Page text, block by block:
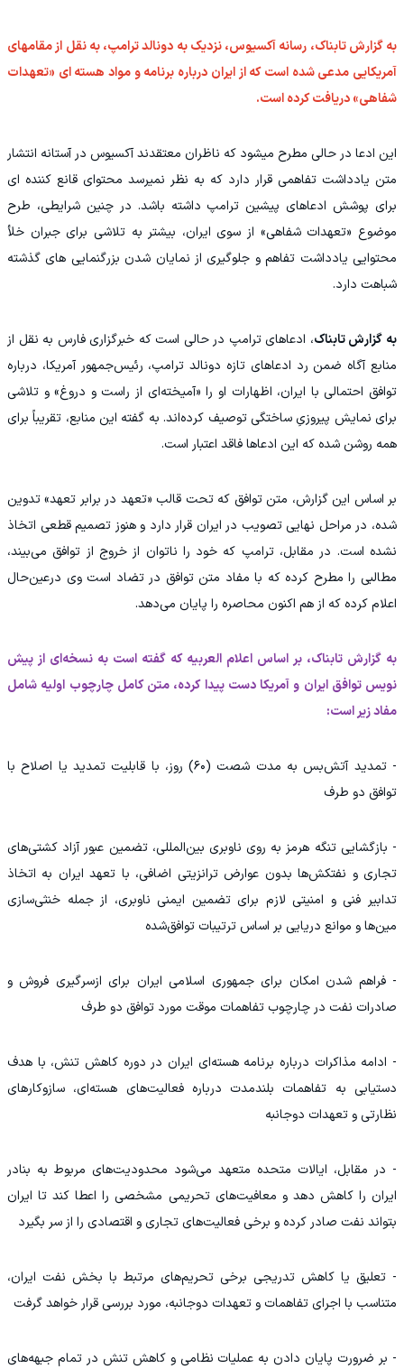
به گزارش تابناک، رسانه آکسیوس، نزدیک به دونالد ترامپ، به نقل از مقامهای
آمریکایی مدعی شده است که از ایران درباره برنامه و مواد هسته ای «تعهدات
شفاهی» دریافت کرده است.
این ادعا در حالی مطرح میشود که ناظران معتقدند آکسیوس در آستانه انتشار
متن یادداشت تفاهمی قرار دارد که به نظر نمیرسد محتوای قانع کننده ای
برای پوشش ادعاهای پیشین ترامپ داشته باشد. در چنین شرایطی، طرح
موضوع «تعهدات شفاهی» از سوی ایران، بیشتر به تلاشی برای جبران خلأ
محتوایی یادداشت تفاهم و جلوگیری از نمایان شدن بزرگنمایی های گذشته
شباهت دارد.
به گزارش تابناک، ادعا‌های ترامپ در حالی است که خبرگزاری فارس به نقل از
منابع آگاه ضمن رد ادعا‌های تازه دونالد ترامپ، رئیس‌جمهور آمریکا، درباره
توافق احتمالی با ایران، اظهارات او را «آمیخته‌ای از راست و دروغ» و تلاشی
برای نمایش پیروزیِ ساختگی توصیف کرده‌اند. به گفته این منابع، تقریباً برای
همه روشن شده که این ادعا‌ها فاقد اعتبار است.
بر اساس این گزارش، متن توافق که تحت قالب «تعهد در برابر تعهد» تدوین
شده، در مراحل نهایی تصویب در ایران قرار دارد و هنوز تصمیم قطعی اتخاذ
نشده است. در مقابل، ترامپ که خود را ناتوان از خروج از توافق می‌بیند،
مطالبی را مطرح کرده که با مفاد متن توافق در تضاد است وی درعین‌حال
اعلام کرده که از هم اکنون محاصره را پایان می‌دهد.
به گزارش تابناک، بر اساس اعلام العربیه که گفته است به نسخه‌ای از پیش
نویس توافق ایران و آمریکا دست پیدا کرده، متن کامل چارچوب اولیه شامل
مفاد زیر است:
- تمدید آتش‌بس به مدت شصت (۶۰) روز، با قابلیت تمدید یا اصلاح با
توافق دو طرف
- بازگشایی تنگه هرمز به روی ناوبری بین‌المللی، تضمین عبور آزاد کشتی‌های
تجاری و نفتکش‌ها بدون عوارض ترانزیتی اضافی، با تعهد ایران به اتخاذ
تدابیر فنی و امنیتی لازم برای تضمین ایمنی ناوبری، از جمله خنثی‌سازی
مین‌ها و موانع دریایی بر اساس ترتیبات توافق‌شده
- فراهم شدن امکان برای جمهوری اسلامی ایران برای ازسرگیری فروش و
صادرات نفت در چارچوب تفاهمات موقت مورد توافق دو طرف
- ادامه مذاکرات درباره برنامه هسته‌ای ایران در دوره کاهش تنش، با هدف
دستیابی به تفاهمات بلندمدت درباره فعالیت‌های هسته‌ای، سازوکار‌های
نظارتی و تعهدات دوجانبه
- در مقابل، ایالات متحده متعهد می‌شود محدودیت‌های مربوط به بنادر
ایران را کاهش دهد و معافیت‌های تحریمی مشخصی را اعطا کند تا ایران
بتواند نفت صادر کرده و برخی فعالیت‌های تجاری و اقتصادی را از سر بگیرد
- تعلیق یا کاهش تدریجی برخی تحریم‌های مرتبط با بخش نفت ایران،
متناسب با اجرای تفاهمات و تعهدات دوجانبه، مورد بررسی قرار خواهد گرفت
- بر ضرورت پایان دادن به عملیات نظامی و کاهش تنش در تمام جبهه‌های